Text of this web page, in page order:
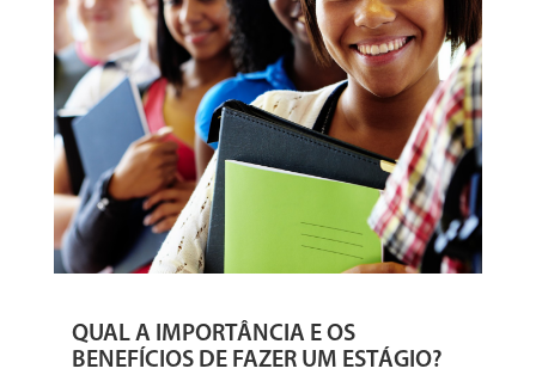
QUAL A IMPORTÂNCIA E OS
BENEFÍCIOS DE FAZER UM ESTÁGIO?